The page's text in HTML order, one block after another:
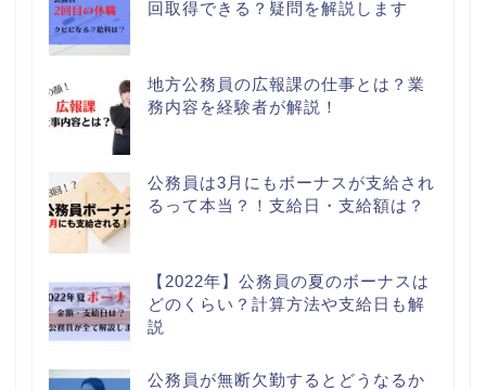
回取得できる？疑問を解説します
地方公務員の広報課の仕事とは？業
務内容を経験者が解説！
公務員は3月にもボーナスが支給され
るって本当？！支給日・支給額は？
【2022年】公務員の夏のボーナスは
どのくらい？計算方法や支給日も解
説
公務員が無断欠勤するとどうなるか